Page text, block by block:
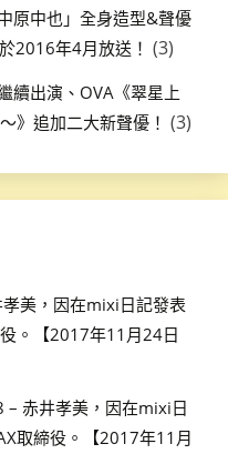
原中也」全身造型&聲優
2016年4月放送！ (3)
續出演、OVA《翠星上
》追加二大新聲優！ (3)
美，因在mixi日記發表
。【2017年11月24日
– 赤井孝美，因在mixi日
取締役。【2017年11月